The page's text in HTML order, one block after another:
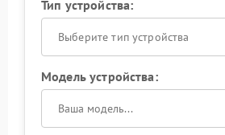
Тип устройства:
Выберите тип устройства
Модель устройства: